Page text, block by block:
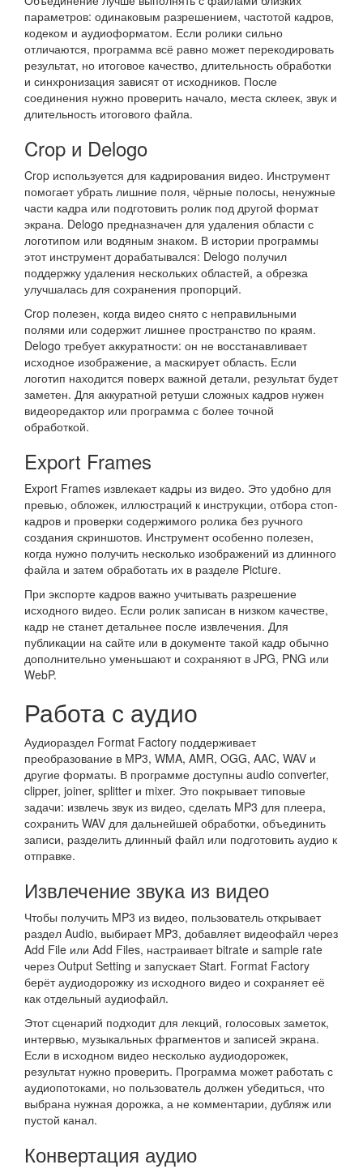
параметров: одинаковым разрешением, частотой кадров,
кодеком и аудиоформатом. Если ролики сильно
отличаются, программа всё равно может перекодировать
результат, но итоговое качество, длительность обработки
и синхронизация зависят от исходников. После
соединения нужно проверить начало, места склеек, звук и
длительность итогового файла.
Crop и Delogo
Crop используется для кадрирования видео. Инструмент
помогает убрать лишние поля, чёрные полосы, ненужные
части кадра или подготовить ролик под другой формат
экрана. Delogo предназначен для удаления области с
логотипом или водяным знаком. В истории программы
этот инструмент дорабатывался: Delogo получил
поддержку удаления нескольких областей, а обрезка
улучшалась для сохранения пропорций.
Crop полезен, когда видео снято с неправильными
полями или содержит лишнее пространство по краям.
Delogo требует аккуратности: он не восстанавливает
исходное изображение, а маскирует область. Если
логотип находится поверх важной детали, результат будет
заметен. Для аккуратной ретуши сложных кадров нужен
видеоредактор или программа с более точной
обработкой.
Export Frames
Export Frames извлекает кадры из видео. Это удобно для
превью, обложек, иллюстраций к инструкции, отбора стоп-
кадров и проверки содержимого ролика без ручного
создания скриншотов. Инструмент особенно полезен,
когда нужно получить несколько изображений из длинного
файла и затем обработать их в разделе Picture.
При экспорте кадров важно учитывать разрешение
исходного видео. Если ролик записан в низком качестве,
кадр не станет детальнее после извлечения. Для
публикации на сайте или в документе такой кадр обычно
дополнительно уменьшают и сохраняют в JPG, PNG или
WebP.
Работа с аудио
Аудиораздел Format Factory поддерживает
преобразование в MP3, WMA, AMR, OGG, AAC, WAV и
другие форматы. В программе доступны audio converter,
clipper, joiner, splitter и mixer. Это покрывает типовые
задачи: извлечь звук из видео, сделать MP3 для плеера,
сохранить WAV для дальнейшей обработки, объединить
записи, разделить длинный файл или подготовить аудио к
отправке.
Извлечение звука из видео
Чтобы получить MP3 из видео, пользователь открывает
раздел Audio, выбирает MP3, добавляет видеофайл через
Add File или Add Files, настраивает bitrate и sample rate
через Output Setting и запускает Start. Format Factory
берёт аудиодорожку из исходного видео и сохраняет её
как отдельный аудиофайл.
Этот сценарий подходит для лекций, голосовых заметок,
интервью, музыкальных фрагментов и записей экрана.
Если в исходном видео несколько аудиодорожек,
результат нужно проверить. Программа может работать с
аудиопотоками, но пользователь должен убедиться, что
выбрана нужная дорожка, а не комментарии, дубляж или
пустой канал.
Конвертация аудио